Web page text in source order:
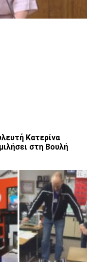
Κατερίνα
στη Βουλή